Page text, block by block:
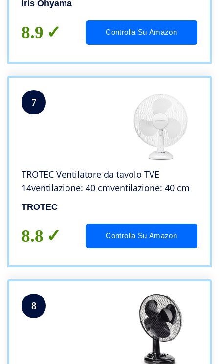
Iris Ohyama
8.9 Controlla Su Amazon
7
TROTEC Ventilatore da tavolo TVE
14ventilazione: 40 cmventilazione: 40 cm
TROTEC
8.8 Controlla Su Amazon
8